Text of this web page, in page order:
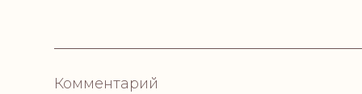
Комментарий